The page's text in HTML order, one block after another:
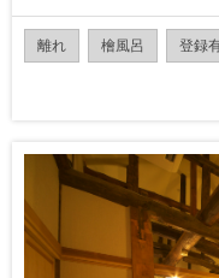
離れ 檜風呂 登録